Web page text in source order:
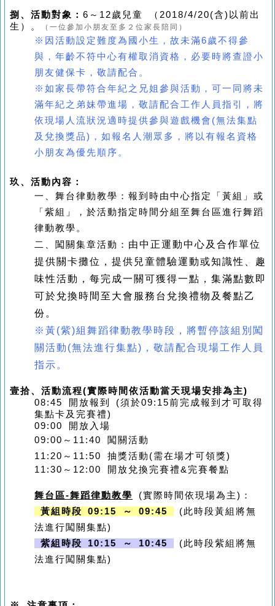
捌、 活動對象： 6～12歲兒童 （2018/4/20(含)以前出
生）。
（一位參加小朋友至多２位家長陪同）
※因活動設定難度為國小生，故未滿6歲不得參
與，年齡不符中心有權取消資格，必要時將查證小
朋友健保卡，敬請配合。
※如家長帶符合年紀之兄姐參與活動，可一同將未
滿年紀之弟妹帶進場， 敬請配合工作人員指引， 將
依現場人流狀況適時提供參與遊戲機會(無法集點
及兌換獎品)，如報名人潮眾多，將以有報名資格
小朋友為優先順序。
玖、 活動內容：
一、舞台律動教學： 報到時由中心指定「黃組」或
「紫組」，於活動指定時間分組至舞台區進行舞蹈
律動教學。
二
闖關集章活動： 由中正運動中心及合作單位
提供關卡攤位，提供兒童體驗運動或知識性、趣
味性活動，每完成一關可獲得一點，集滿點數即
可於兌換時間至大會服務台兌換禮物及餐點乙
份。
※黃(紫)組舞蹈律動教學時段，將暫停該組別闖
關活動(無法進行集點)，敬請配合現場工作人員
指示。
壹拾、 活動流程(實際時間依活動當天現場安排為主)
08:45 開放報到 (須於09:15前完成報到才可取得
集點卡及完賽禮)
09:00 開放入場
09:00 ～ 11:40 闖關活動
11:20 ～ 11:50 抽獎活動(需在場才可領獎)
11:30～12:00 開放兌換完賽禮&完賽餐點
舞台區-舞蹈律動教學 (實際時間依現場為主) ：
黃組時段 09:15 ～ 09:45
(此時段黃組將無
法進行闖關集點)
紫組時段 10:15 ～ 10:45
(此時段紫組將無
法進行闖關集點)